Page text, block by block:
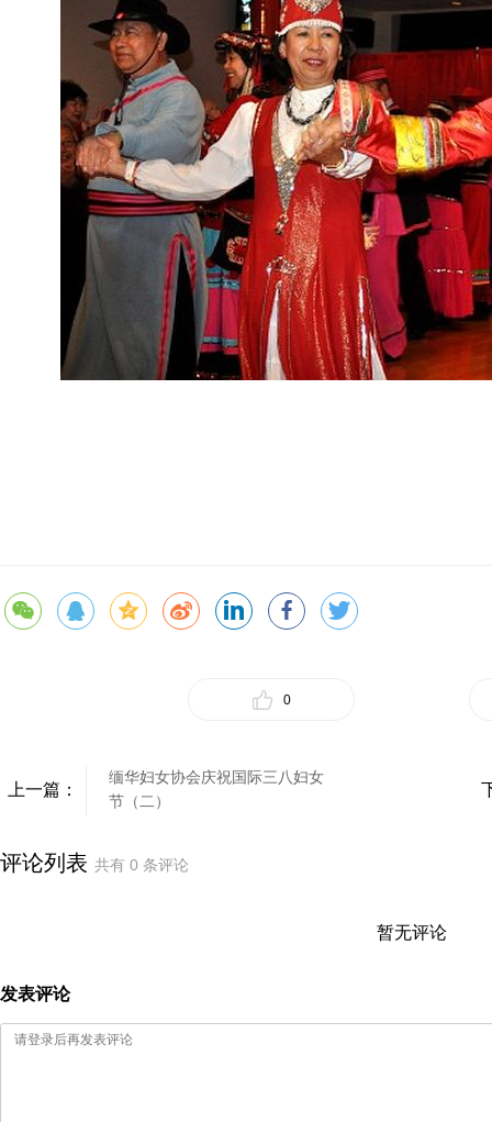
0
上一篇：
缅华妇女协会庆祝国际三八妇女
节（二）
评论列表 共有 0 条评论
暂无评论
发表评论